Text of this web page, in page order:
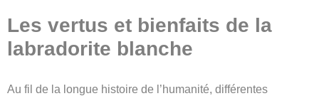
Les vertus et bienfaits de la
labradorite blanche
Au fil de la longue histoire de l’humanité, différentes